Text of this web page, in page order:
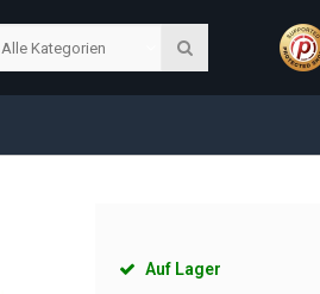
Alle Kategorien
Auf Lager